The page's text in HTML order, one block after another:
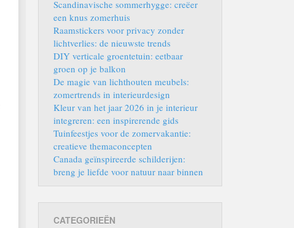
Scandinavische sommerhygge: creëer
een knus zomerhuis
Raamstickers voor privacy zonder
lichtverlies: de nieuwste trends
DIY verticale groentetuin: eetbaar
groen op je balkon
De magie van lichthouten meubels:
zomertrends in interieurdesign
Kleur van het jaar 2026 in je interieur
integreren: een inspirerende gids
Tuinfeestjes voor de zomervakantie:
creatieve themaconcepten
Canada geïnspireerde schilderijen:
breng je liefde voor natuur naar binnen
CATEGORIEËN